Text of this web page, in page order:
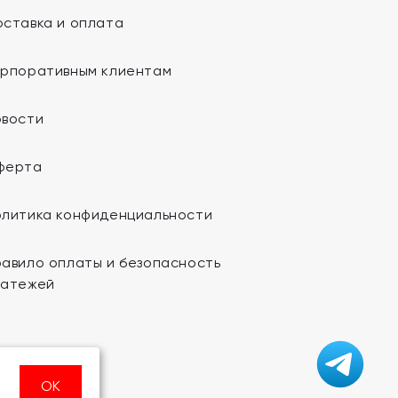
и оплата
клиентам
конфиденциальности
оплаты и безопасность
ОК